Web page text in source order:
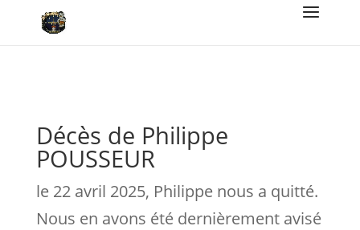
Décès de Philippe
POUSSEUR
le 22 avril 2025, Philippe nous a quitté.
Nous en avons été dernièrement avisé